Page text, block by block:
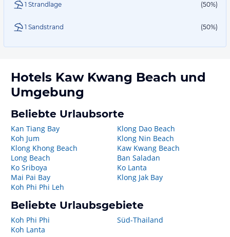
1 Strandlage (50%)
1 Sandstrand (50%)
Hotels Kaw Kwang Beach und
Umgebung
Beliebte Urlaubsorte
Kan Tiang Bay
Koh Jum
Klong Khong Beach
Long Beach
Ko Sriboya
Mai Pai Bay
Koh Phi Phi Leh
Klong Dao Beach
Klong Nin Beach
Kaw Kwang Beach
Ban Saladan
Ko Lanta
Klong Jak Bay
Beliebte Urlaubsgebiete
Koh Phi Phi
Koh Lanta
Süd-Thailand